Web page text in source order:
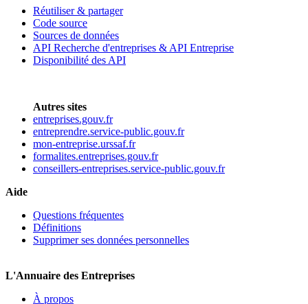
Réutiliser & partager
Code source
Sources de données
API Recherche d'entreprises & API Entreprise
Disponibilité des API
Autres sites
entreprises.gouv.fr
entreprendre.service-public.gouv.fr
mon-entreprise.urssaf.fr
formalites.entreprises.gouv.fr
conseillers-entreprises.service-public.gouv.fr
Aide
Questions fréquentes
Définitions
Supprimer ses données personnelles
L'Annuaire des Entreprises
À propos